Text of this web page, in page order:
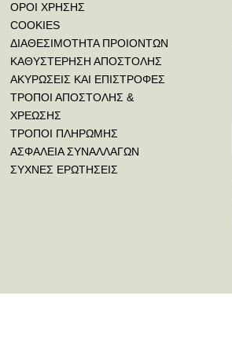
ΟΡΟΙ ΧΡΗΣΗΣ
COOKIES
ΔΙΑΘΕΣΙΜΟΤΗΤΑ ΠΡΟΙΟΝΤΩΝ
ΚΑΘΥΣΤΕΡΗΣΗ ΑΠΟΣΤΟΛΗΣ
ΑΚΥΡΩΣΕΙΣ ΚΑΙ ΕΠΙΣΤΡΟΦΕΣ
ΤΡΟΠΟΙ ΑΠΟΣΤΟΛΗΣ &
ΧΡΕΩΣΗΣ
ΤΡΟΠΟΙ ΠΛΗΡΩΜΗΣ
ΑΣΦΑΛΕΙΑ ΣΥΝΑΛΛΑΓΩΝ
ΣΥΧΝΕΣ ΕΡΩΤΗΣΕΙΣ